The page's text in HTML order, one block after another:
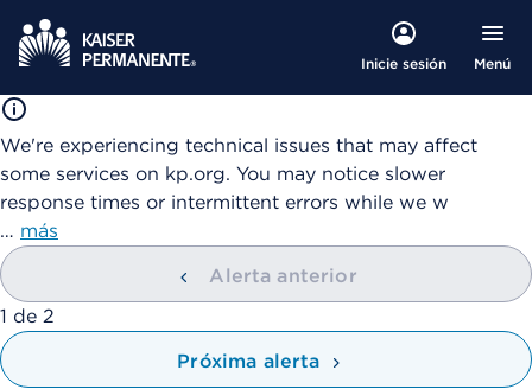
Inicie sesión Menú
We're experiencing technical issues that may affect
some services on kp.org. You may notice slower
response times or intermittent errors while we w
… más
Alerta anterior
mostrando
1 de 2
Próxima alerta